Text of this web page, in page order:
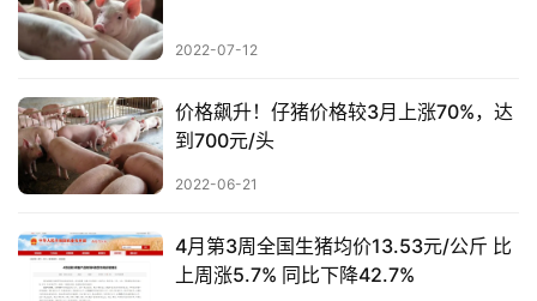
页
2022-07-12
价格飙升！仔猪价格较3月上涨70%，达
到700元/头
2022-06-21
4月第3周全国生猪均价13.53元/公斤 比
上周涨5.7% 同比下降42.7%